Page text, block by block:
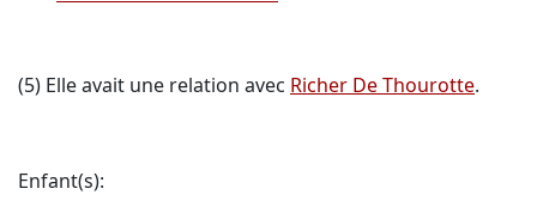
(5) Elle avait une relation avec Richer De Thourotte.
Enfant(s):